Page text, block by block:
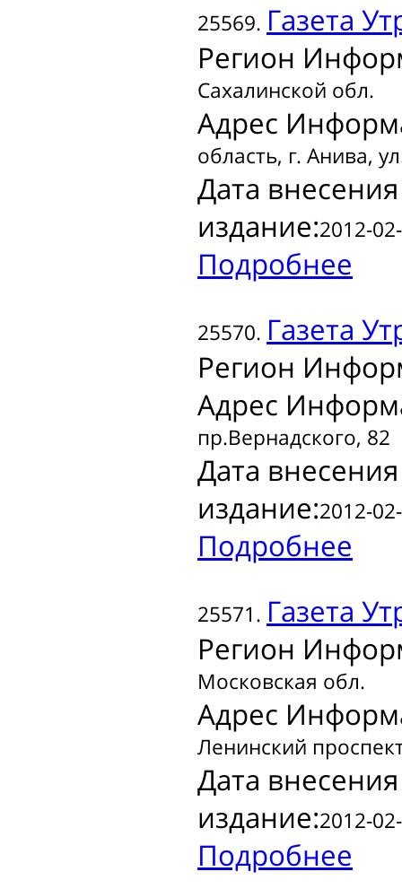
25569. Газета
Регион
Сахалинской обл.
Адрес
область, г. Анива,
Дата
издание:2012-
Подробнее
25570. Газета
Регион
Адрес
пр.Вернадского, 82
Дата
издание:2012-
Подробнее
25571. Газета
Регион
Московская обл.
Адрес
Ленинский
Дата
издание:2012-
Подробнее